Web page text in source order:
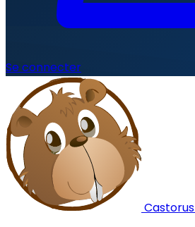
Se connecter
Castorus